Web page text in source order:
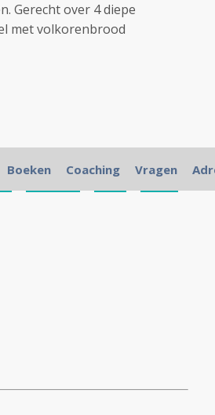
Gerecht over 4 diepe
met volkorenbrood
stew boter
Boeken Coaching Vragen